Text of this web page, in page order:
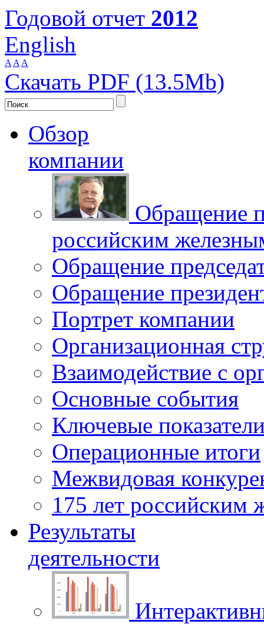
Годовой отчет 2012
English
A A A
Скачать PDF (13.5Mb)
Обзор
компании
Обращение
российским
Обращение
Обращение
Портрет компании
Организационная
Взаимодействие с
Основные события
Ключевые
Операционные итоги
Межвидовая
175 лет российским
Результаты
деятельности